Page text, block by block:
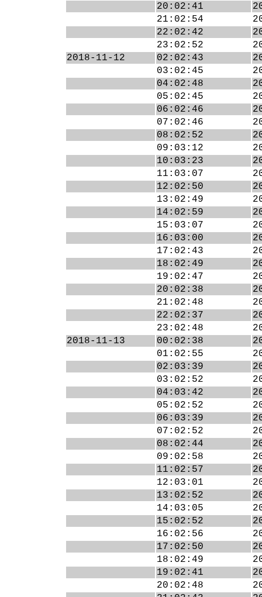
20:02:41
21:02:54
22:02:42
23:02:52
2018-11-12
02:02:43
03:02:45
04:02:48
05:02:45
06:02:46
07:02:46
08:02:52
09:03:12
10:03:23
11:03:07
12:02:50
13:02:49
14:02:59
15:03:07
16:03:00
17:02:43
18:02:49
19:02:47
20:02:38
21:02:48
22:02:37
23:02:48
2018-11-13
00:02:38
01:02:55
02:03:39
03:02:52
04:03:42
05:02:52
06:03:39
07:02:52
08:02:44
09:02:58
11:02:57
12:03:01
13:02:52
14:03:05
15:02:52
16:02:56
17:02:50
18:02:49
19:02:41
20:02:48